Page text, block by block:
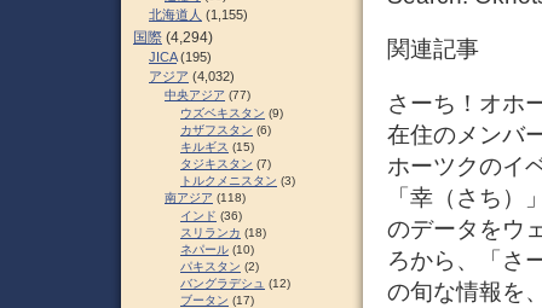
関連記事
さーち！オホ
在住のメンバ
ホーツクのイ
「幸（さち
のデータをウ
ろから、「さ
の旬な情報を
北海道人 (1,155)
国際 (4,294)
JICA(195)
アジア (4,032)
中央アジア (77)
ウズベキスタン (9)
カザフスタン (6)
キルギス (15)
タジキスタン (7)
トルクメニスタン (3)
南アジア (118)
インド (36)
スリランカ (18)
ネパール (10)
パキスタン (2)
バングラデシュ (12)
ブータン (17)